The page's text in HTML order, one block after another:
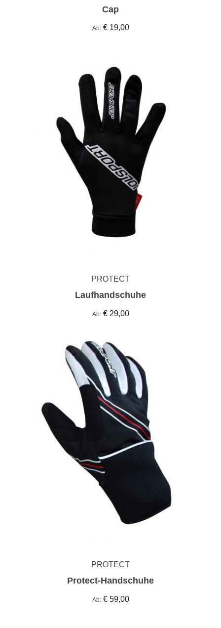
Cap
Ab € 19,00
PROTECT
Laufhandschuhe
Ab € 29,00
PROTECT
Protect-Handschuhe
Ab € 59,00